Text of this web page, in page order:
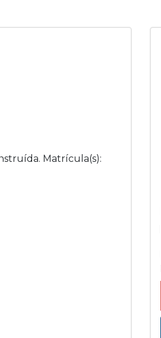
Matrícula(s):